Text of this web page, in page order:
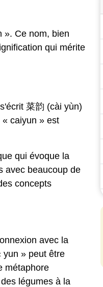
». Ce nom, bien
qui mérite
菜韵 (cài yùn)
caiyun » est
qui évoque la
avec beaucoup de
concepts
avec la
yun » peut être
métaphore
légumes à la